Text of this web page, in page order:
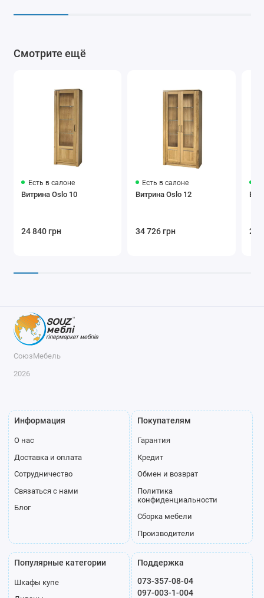
Смотрите ещё
Есть в салоне
Витрина Oslo 10
24 840 грн
Есть в салоне
Витрина Oslo 12
34 726 грн 27
СоюзМебель
2026
Информация
О нас
Доставка и оплата
Сотрудничество
Связаться с нами
Блог
Покупателям
Гарантия
Кредит
Обмен и возврат
Политика
конфиденциальности
Сборка мебели
Производители
Популярные категории
Шкафы купе
Поддержка
073-357-08-04
097-003-1-004